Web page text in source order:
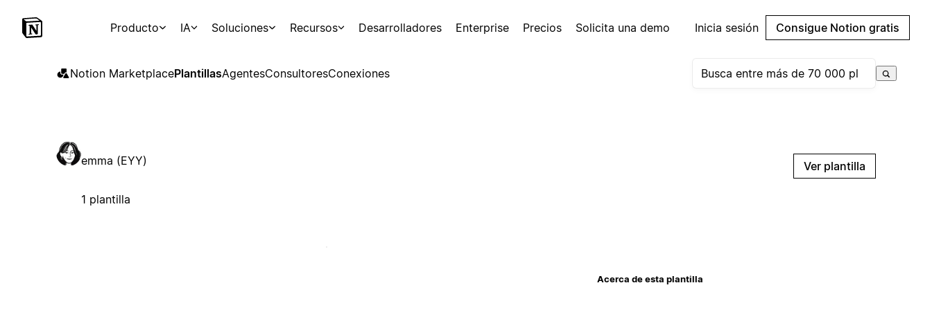
Producto IA Soluciones Recursos Desarrolladores Enterprise Precios Solicita una demo Inicia sesión Consigue Notion gratis
Notion MarketplacePlantillasAgentesConsultoresConexiones
emma (EYY)
1 plantilla
Ver plantilla
Acerca de esta plantilla